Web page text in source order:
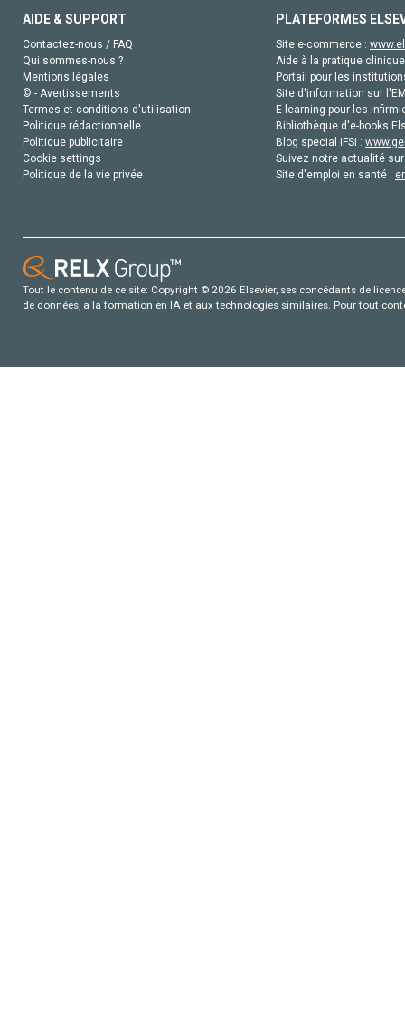
AIDE & SUPPORT
Contactez-nous / FAQ
Qui sommes-nous ?
Mentions légales
© - Avertissements
Termes et conditions d'utilisation
Politique rédactionnelle
Politique publicitaire
Cookie settings
Politique de la vie privée
PLATEFORMES
Site e-commerce :
Aide à la pratique
Portail pour les
Site d'information sur
E-learning pour les
Bibliothèque d'e-books
Blog special IFSI :
Suivez notre actualité
Site d'emploi en santé :
Tout le contenu de ce site: Copyright © 2026 Elsevier, ses concédants de
de données, a la formation en IA et aux technologies similaires. Pour tout